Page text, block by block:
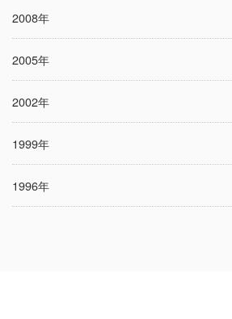
2008年
2005年
2002年
1999年
1996年